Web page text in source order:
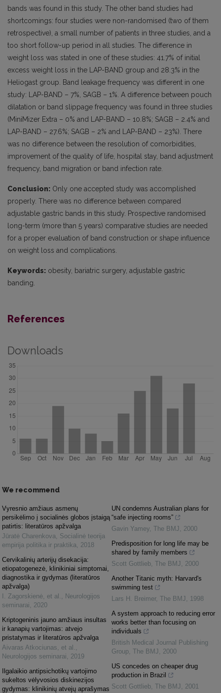
bands was found in this study. The other band studies had
shortcomings: four studies were non-randomised (two of them
retrospective), a small number of patients in three studies, and a
too short follow-up period in all studies. The difference in
weight loss was stated in one of these studies: 41.7% of initial
excess weight loss in the LAP-BAND group and 28.3% in the
Heliogast group. Band leakage frequency was different in one
study: LAP-BAND – 7%, SAGB – 1%. A difference between pouch
dilatation or band slippage frequency was found in three studies
(MiniMizer Extra – 0% and LAP-BAND – 10.8%; SAGB – 2.4% and
LAP-BAND – 27.6%; SAGB – 2% and LAP-BAND – 23%). There
was no difference between the resolution of comorbidities,
improvement of the quality of life, hospital stay, band adjustment
frequency, band migration or band infection rate.
Conclusion: Only one accepted study was accomplished
properly. There was no difference between compared
adjustable gastric bands in this study. Prospective randomised
long-term (more than 5 years) comparative studies are needed
for a proper evaluation of band construction or shape influence
on weight loss and complications.
Keywords: obesity, bariatric surgery, adjustable gastric
banding.
References
Downloads
We recommend
Vyresnio amžiaus asmenų
persikėlimo į socialinės globos įstaigą
patirtis: literatūros apžvalga
Jūratė Charenkova, Socialinė teorija
empirija politika ir praktika, 2018
Cervikalinių arterijų disekacija:
etiopatogenezė, klinikiniai simptomai,
diagnostika ir gydymas (literatūros
apžvalga)
I. Zagorskienė, et al. , Neurologijos
seminarai, 2020
Kriptogeninis jauno amžiaus insultas
ir kanapių vartojimas: atvejo
pristatymas ir literatūros apžvalga
Aivaras Atkociunas, et al. ,
Neurologijos seminarai, 2019
Ilgalaikio antipsichotikų vartojimo
sukeltos vėlyvosios diskinezijos
gydymas: klinikinių atvejų aprašymas
UN condemns Australian plans for
“safe injecting rooms”
Gavin Yamey, The BMJ, 2000
Predisposition for long life may be
shared by family members
Scott Gottlieb, The BMJ, 2000
Another Titanic myth: Harvard's
swimming test
Lars H. Breimer, The BMJ, 1998
A system approach to reducing error
works better than focusing on
individuals
British Medical Journal Publishing
Group, The BMJ, 2000
US concedes on cheaper drug
production in Brazil
Scott Gottlieb, The BMJ, 2001